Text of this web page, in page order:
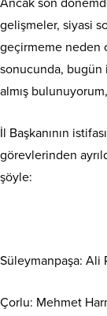
Ancak son
gelişmeler, siyasi
geçirmeme neden
sonucunda, bugün
almış
İl Başkanının
görevlerinden
şöyle:
Süleymanpaşa: Ali
Çorlu: Mehmet